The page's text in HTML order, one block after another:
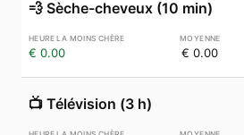
💨 Sèche-cheveux (10 min)
€ 0.00 € 0.00
📺 Télévision (3 h)